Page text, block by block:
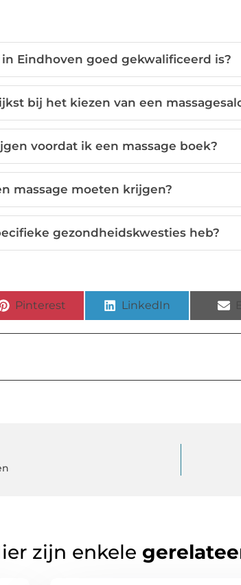
Eindhoven goed gekwalificeerd is?
bij het kiezen van een
voordat ik een massage boek?
massage moeten krijgen?
gezondheidskwesties heb?
Pinterest LinkedIn
zijn enkele